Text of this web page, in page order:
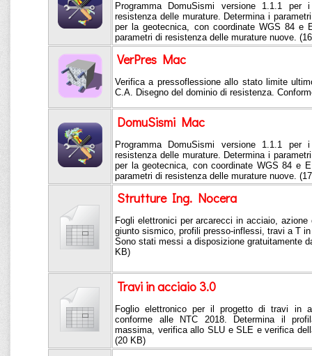
Programma DomuSismi versione 1.1.1
resistenza delle murature. Determina i
per la geotecnica, con coordinate WGS 84 e
parametri di resistenza delle murature nuove.
VerPres Mac
Verifica a pressoflessione allo stato limite
C.A. Disegno del dominio di resistenza.
DomuSismi Mac
Programma DomuSismi versione 1.1.1
resistenza delle murature. Determina i
per la geotecnica, con coordinate WGS 84 e
parametri di resistenza delle murature nuove.
Strutture Ing. Nocera
Fogli elettronici per arcarecci in acciaio,
giunto sismico, profili presso-inflessi, travi a T
Sono stati messi a disposizione gratuitamente
KB)
Travi in acciaio 3.0
Foglio elettronico per il progetto di travi in
conforme alle NTC 2018. Determina il
massima, verifica allo SLU e SLE e verifica
(20 KB)